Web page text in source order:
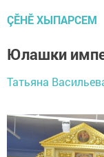
ÇӖНӖ ХЫПАРСЕМ
Юлашки
Татьяна